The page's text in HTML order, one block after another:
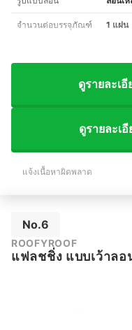
จำนวนต่อบรรจุภัณฑ์ 1 แผ่น
ดูรายละเ
ดูรายละเ
แจ้งเนื้อหาผิดพลาด
No.6
ROOFYROOF
แฟลชชิ่ง แบบเว้าลอ